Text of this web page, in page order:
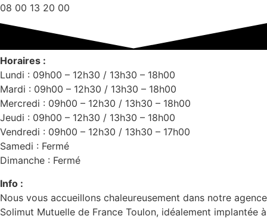
08 00 13 20 00
Horaires :
Lundi : 09h00 – 12h30 / 13h30 – 18h00
Mardi : 09h00 – 12h30 / 13h30 – 18h00
Mercredi : 09h00 – 12h30 / 13h30 – 18h00
Jeudi : 09h00 – 12h30 / 13h30 – 18h00
Vendredi : 09h00 – 12h30 / 13h30 – 17h00
Samedi : Fermé
Dimanche : Fermé
Info :
Nous vous accueillons chaleureusement dans notre agence
Solimut Mutuelle de France Toulon, idéalement implantée à